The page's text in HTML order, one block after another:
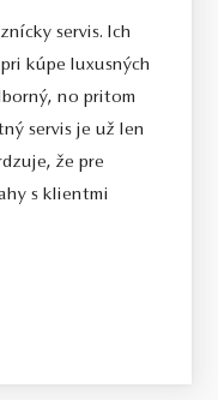
servis. Ich
kúpe luxusných
no pritom
servis je už len
že pre
s klientmi